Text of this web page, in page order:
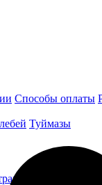
Способы оплаты
Туймазы